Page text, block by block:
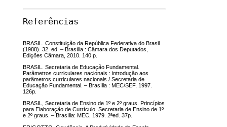
Referências
BRASIL. Constituição da República Federativa do Brasil
(1988). 32. ed. – Brasília : Câmara dos Deputados,
Edições Câmara, 2010. 140 p.
BRASIL. Secretaria de Educação Fundamental.
Parâmetros curriculares nacionais : introdução aos
parâmetros curriculares nacionais / Secretaria de
Educação Fundamental. – Brasília : MEC/SEF, 1997.
126p.
BRASIL, Secretaria de Ensino de 1º e 2º graus. Princípios
para Elaboração de Currículo. Secretaria de Ensino de 1º
e 2º graus. – Brasília: MEC, 1979. 2ªed. 37p.